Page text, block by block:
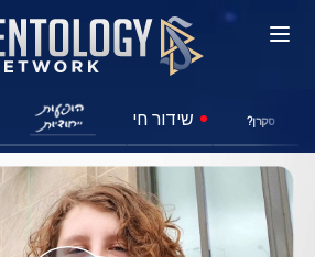
סקרן? שידור חי